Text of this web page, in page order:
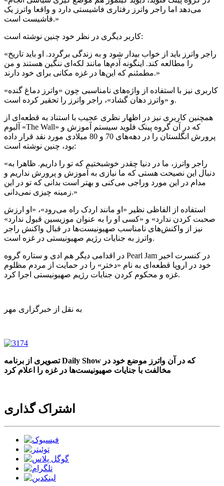
می‌دهد اما راجر واترز رفتاری فاشیستی دارد و واقعا واترز یک
فاشیست است.»
کاربر دیگری در نظر خود چنین نوشته است:
«راجر واترز باید از خواب بیدار شود و به زندگی برگردد. او باید تاریخ
را مطالعه کند. اینگونه آدم‌ها مانند لکه‌ای ننگین هستند و من
مطمئنم که این‌ها در غزه مکانی برای خود دارند.»
کاربری نیز با استفاده از واژه‌های نامناسبی چون «واترز دماغ گنده»
و «واترز دهان گشاد»، راجر واترز را تحقیر کرده است.
همچنین کاربری نیز در اظهار نظری عجیب با استناد به قطعه‌ای از
آلبوم «The Wall» که در آن گروه پینک فلوید سیستم آموزش و
پرورش انگلستان را در دهه‌های 70 و 80 میلادی مورد نقد قرار داده
بود، چنین نوشته است:
«راجر واترز، ما در دنیا چقدر خوشبختیم که تو را داریم. ظاهرا به
دنبال این نصیحت هستی که ما نیازی به آموزش و پرورش نداریم و
مدام در این مورد وراجی می‌کنی و بهتر است بدانی که تو در این
زمینه چیزی نمی‌دانی.»
استفاده از الفاظی نظیر «او مانند اردک راه می‌رود»، «او ارزش
صحبت کردن ندارد» و «کسی او را به عنوان موزیسین قبول ندارد»
نیز از واکنش‌های نامناسب صهیونیست‌ها در قبال واکنش راجر
واترز به جنایات رژیم صهیونیستی در غزه است.
در اقدامی دیگر هم ادی و ستاره گروه Pearl Jam در کنسرت اخیر
خود در اروپا قطعه‌ای به نام «دختر» را در حمایت از مردم مظلوم
غزه و محکوم کردن جنایات رژیم صهیونیستی اجرا کرد.
به نقل از خبرگزاری مهر
تصویری از برنامه Daily Show که در آن واترز موضع خود در
مخالفت با جنایات صهیونیست‌ها در غزه را اعلام کرد
اشتراک گذاری